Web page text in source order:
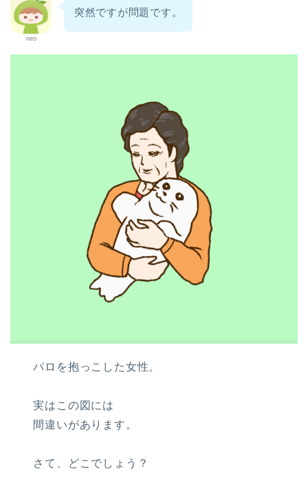
neo
突然ですが問題です。
パロを抱っこした女性。
実はこの図には
間違いがあります。
さて、どこでしょう？